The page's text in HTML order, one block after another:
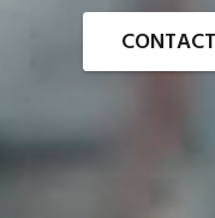
CONTACT